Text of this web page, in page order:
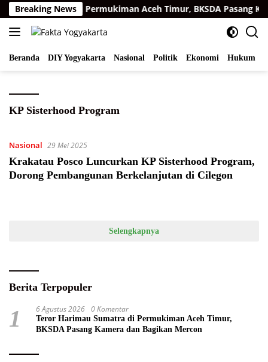
Langsung
ke
konten
Breaking News
Sumatra di Permukiman Aceh Timur, BKSDA Pasang
Beranda DIY Yogyakarta Nasional Politik Ekonomi Hukum
KP Sisterhood Program
Nasional 29 Mei 2025
Krakatau Posco Luncurkan KP Sisterhood Program,
Dorong Pembangunan Berkelanjutan di Cilegon
Selengkapnya
Berita Terpopuler
1 6 Agustus 2026 0 Komentar
Teror Harimau Sumatra di Permukiman Aceh Timur,
BKSDA Pasang Kamera dan Bagikan Mercon